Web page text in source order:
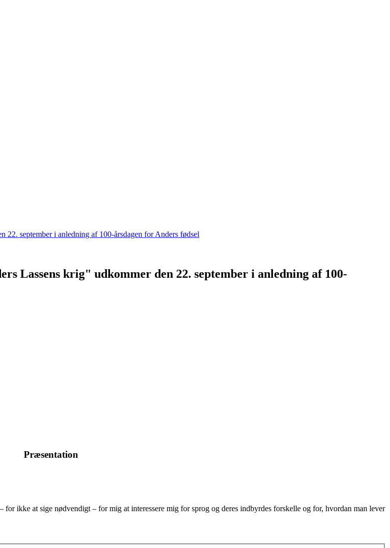
Lassens krig" udkommer den 22. september i anledning af 100-
Præsentation
ikke at sige nødvendigt – for mig at interessere mig for sprog og deres indbyrdes forskelle og for, hvordan man lever